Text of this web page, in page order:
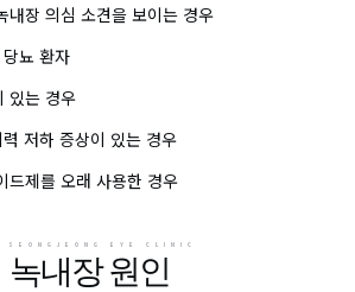
내장 의심 소견을 보이는 경우
뇨 환자
있는 경우
저하 증상이 있는 경우
드제를 오래 사용한 경우
SEONGJEONG EYE CLINIC
녹내장 원인